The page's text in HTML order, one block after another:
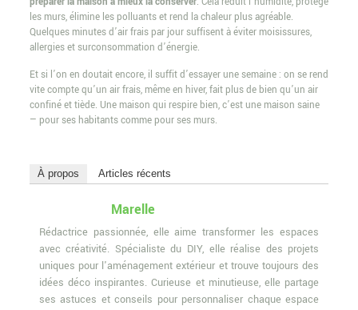
les murs, élimine les polluants et rend la chaleur plus agréable.
Quelques minutes d’air frais par jour suffisent à éviter moisissures,
allergies et surconsommation d’énergie.
Et si l’on en doutait encore, il suffit d’essayer une semaine : on se rend
vite compte qu’un air frais, même en hiver, fait plus de bien qu’un air
confiné et tiède. Une maison qui respire bien, c’est une maison saine
— pour ses habitants comme pour ses murs.
À propos Articles récents
Marelle
Rédactrice passionnée, elle aime transformer les espaces
avec créativité. Spécialiste du DIY, elle réalise des projets
uniques pour l'aménagement extérieur et trouve toujours des
idées déco inspirantes. Curieuse et minutieuse, elle partage
ses astuces et conseils pour personnaliser chaque espace